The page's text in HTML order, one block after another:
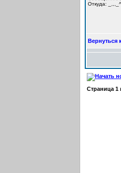
Откуда:
Вернуться
Страница 1